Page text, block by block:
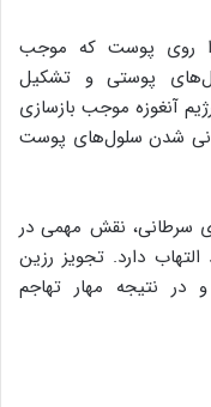
روی پوست که موجب
پوستی و تشکیل
آنغوزه موجب بازسازی
شدن سلول‌های پوست
سرطانی، نقش مهمی در
دارد. تجویز رزین
در نتیجه مهار تهاجم